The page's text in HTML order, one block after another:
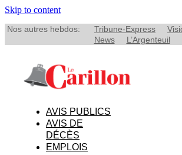
Skip to content
Nos autres hebdos: Tribune-Express
News
L’Argenteuil
AVIS PUBLICS
AVIS DE
DÉCÈS
EMPLOIS